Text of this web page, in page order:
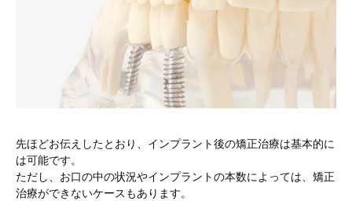
先ほどお伝えしたとおり、インプラント後の矯正治療は基本的に
は可能です。
ただし、お口の中の状況やインプラントの本数によっては、矯正
治療ができないケースもあります。